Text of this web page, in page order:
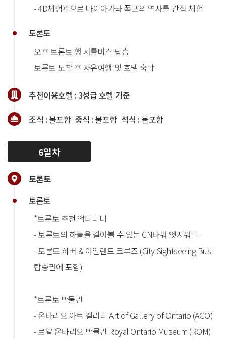
- 4D체험관으로 나이아가라 폭포의 역사를 간접 체험
토론토
오후 토론토 행 셔틀버스 탑승
토론토 도착 후 자유여행 및 호텔 숙박
추천이용호텔 :3성급 호텔 기준
조식 : 불포함 중식 : 불포함 석식 : 불포함
6일차
토론토
토론토
*토론토 추천 액티비티
- 토론토의 하늘을 걸어볼 수 있는 CN타워 엣지워크
- 토론토 하버 & 아일랜드 크루즈 (City Sightseeing Bus
탑승권에 포함)
*토론토 박물관
- 온타리오 아트 갤러리 Art of Gallery of Ontario (AGO)
- 로얄 온타리오 박물관 Royal Ontario Museum (ROM)